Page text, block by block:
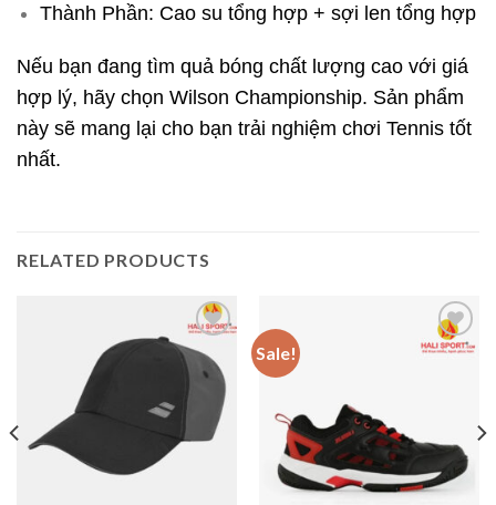
Thành Phần: Cao su tổng hợp + sợi len tổng hợp
Nếu bạn đang tìm quả bóng chất lượng cao với giá
hợp lý, hãy chọn Wilson Championship. Sản phẩm
này sẽ mang lại cho bạn trải nghiệm chơi Tennis tốt
nhất.
RELATED PRODUCTS
Add to
wishlist
Sale!
Add to